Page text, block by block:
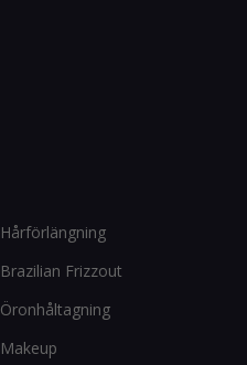
Hårförlängning
Brazilian Frizzout
Öronhåltagning
Makeup